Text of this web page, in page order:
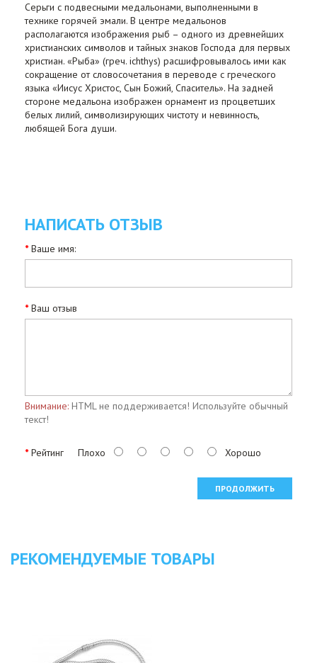
Серьги с подвесными медальонами, выполненными в
технике горячей эмали. В центре медальонов
располагаются изображения рыб – одного из древнейших
христианских символов и тайных знаков Господа для первых
христиан. «Рыба» (греч. ichthys) расшифровывалось ими как
сокращение от словосочетания в переводе с греческого
языка «Иисус Христос, Сын Божий, Спаситель». На задней
стороне медальона изображен орнамент из процветших
белых лилий, символизирующих чистоту и невинность,
любящей Бога души.
НАПИСАТЬ ОТЗЫВ
Ваше имя:
Ваш отзыв
Внимание: HTML не поддерживается! Используйте обычный
текст!
Рейтинг Плохо Хорошо
ПРОДОЛЖИТЬ
РЕКОМЕНДУЕМЫЕ ТОВАРЫ